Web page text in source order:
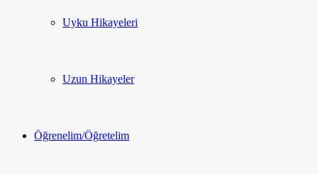
Uyku Hikayeleri
Uzun Hikayeler
Öğrenelim/Öğretelim